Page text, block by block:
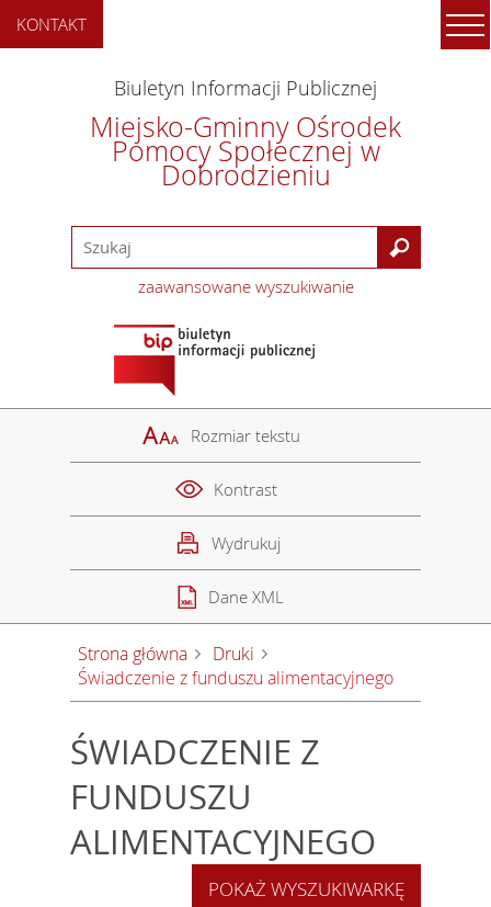
Miejsko-Gminny Ośrodek
Pomocy Społecznej w
Dobrodzieniu
Biuletyn Informacji Publicznej
zaawansowane wyszukiwanie
KONTAKT
Rozmiar tekstu
Kontrast
Wydrukuj
Dane XML
Strona główna
Druki
Świadczenie z funduszu alimentacyjnego
ŚWIADCZENIE Z
FUNDUSZU
ALIMENTACYJNEGO
POKAŻ WYSZUKIWARKĘ